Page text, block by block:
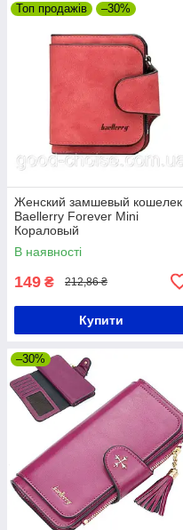
Топ продажів –30%
Женский замшевый кошелек
Baellerry Forever Mini
Кораловый
В наявності
149 ₴ 212,86 ₴
Купити
–30%